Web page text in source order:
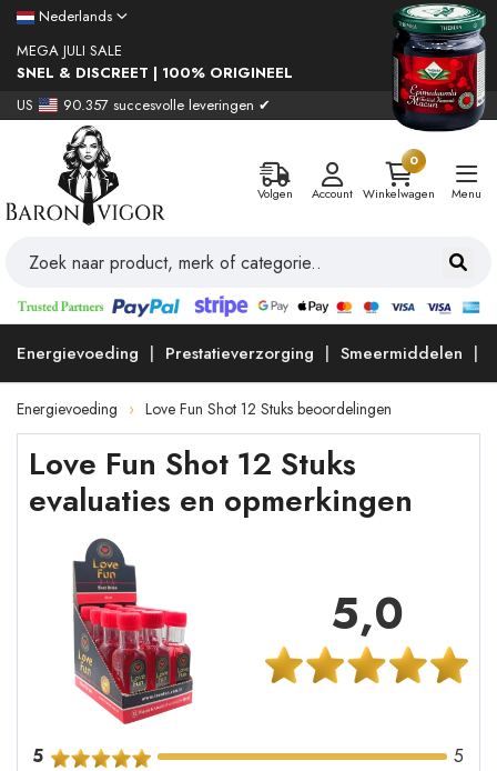
Nederlands
MEGA JULI SALE
SNEL & DISCREET | 100% ORIGINEEL
US
90.357 succesvolle leveringen ✔
Volgen Account
0
Winkelwagen
Menu
Energievoeding Prestatieverzorging Smeermiddelen
Energievoeding Love Fun Shot 12 Stuks beoordelingen
Love Fun Shot 12 Stuks
evaluaties en opmerkingen
5,0
5
5